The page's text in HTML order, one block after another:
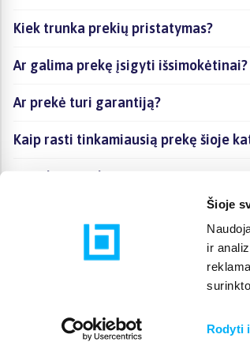
Šioje
ir
Rodyti
Kiek trunka prekių pristatymas?
Ar galima prekę įsigyti išsimokėtinai?
Ar prekė turi garantiją?
Kaip rasti tinkamiausią prekę šioje
Ar galima prekę atsiimti vietoje?